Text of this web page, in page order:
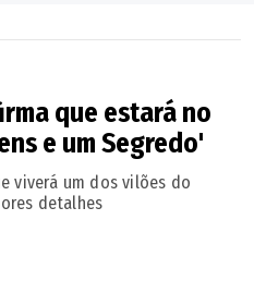
para ver e ouvir
que estará no
e um Segredo'
viverá um dos vilões do
detalhes